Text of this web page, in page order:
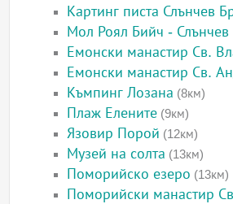
Картинг писта Слънчев
Мол Роял Бийч - Слънчев
Емонски манастир Св.
Емонски манастир Св.
Къмпинг Лозана (8км)
Плаж Елените (9км)
Язовир Порой (12км)
Музей на солта (13км)
Поморийско езеро (13км)
Поморийски манастир